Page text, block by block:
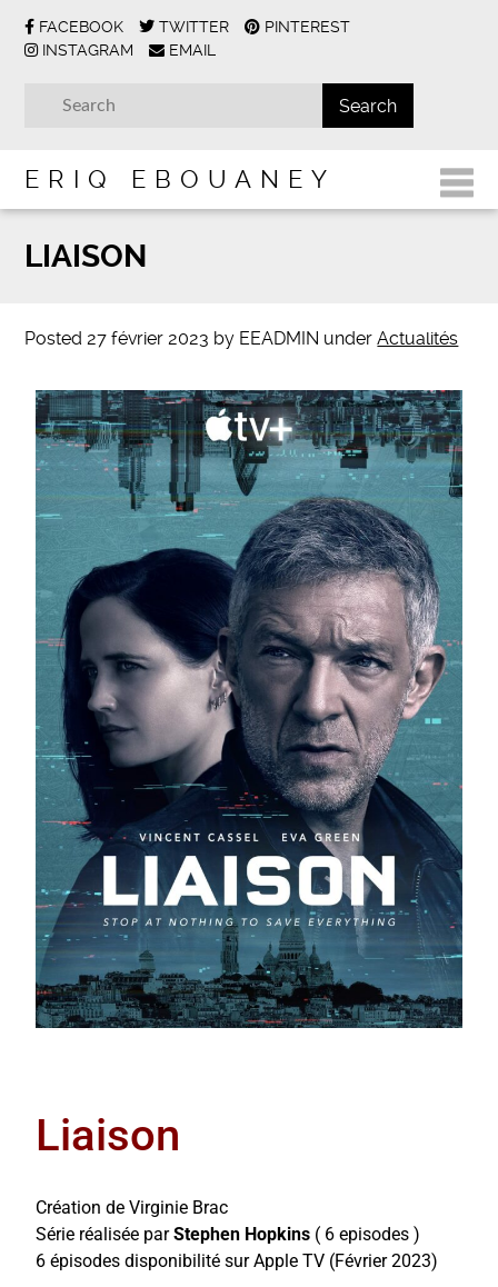
FACEBOOK TWITTER
PINTEREST
INSTAGRAM
EMAIL
ERIQ EBOUANEY
LIAISON
Posted27 février 2023 by EEADMIN underActualités
Liaison
Création de Virginie Brac
Série réalisée parStephen Hopkins ( 6 episodes )
6 épisodes disponibilité sur Apple TV (Février 2023)